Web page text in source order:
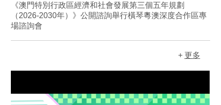
《澳門特別行政區經濟和社會發展第三個五年規劃
（2026-2030年）》公開諮詢舉行橫琴粵澳深度合作區專
場諮詢會
+ 更多